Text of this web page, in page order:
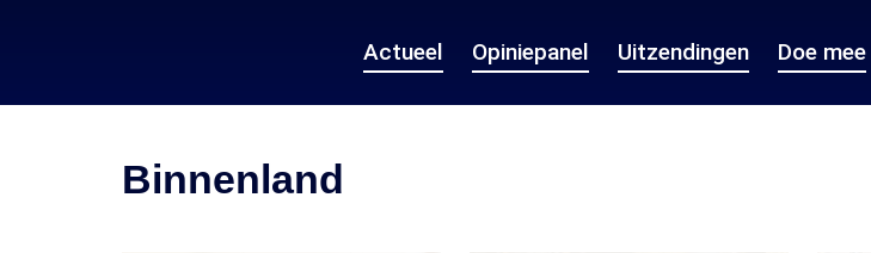
Actueel Opiniepanel Uitzendingen Doe mee
Binnenland